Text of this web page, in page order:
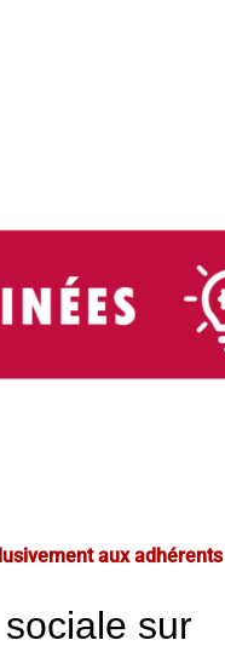
aux adhérents